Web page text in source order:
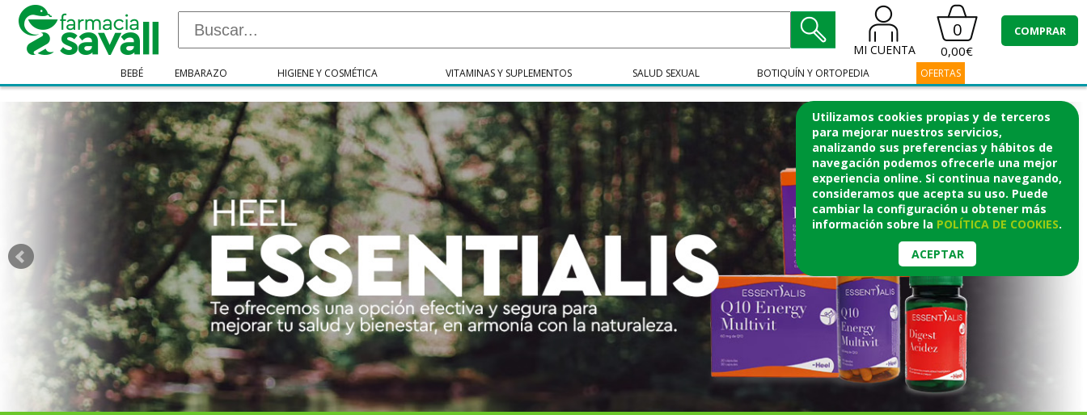
Utilizamos cookies propias y de terceros
para mejorar nuestros servicios,
analizando sus preferencias y hábitos de
navegación podemos ofrecerle una mejor
experiencia online. Si continua navegando,
consideramos que acepta su uso. Puede
cambiar la configuración u obtener más
información sobre la POLÍTICA DE COOKIES.
ACEPTAR
MI CUENTA
0
0,00€
COMPRAR
BEBÉ EMBARAZO HIGIENE Y COSMÉTICA VITAMINAS Y SUPLEMENTOS SALUD SEXUAL BOTIQUÍN Y ORTOPEDIA OFERTAS